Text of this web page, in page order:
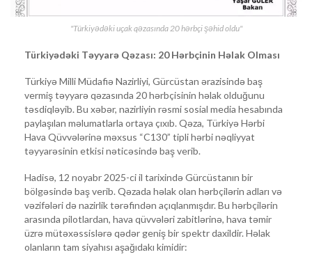
"Türkiyədəki uçak qəzasında 20 hərbçi şəhid oldu"
Türkiyədəki Təyyarə Qəzası: 20 Hərbçinin Həlak Olması
Türkiyə Milli Müdafiə Nazirliyi, Gürcüstan ərazisində baş
vermiş təyyarə qəzasında 20 hərbçisinin həlak olduğunu
təsdiqləyib. Bu xəbər, nazirliyin rəsmi sosial media hesabında
paylaşılan məlumatlarla ortaya çıxıb. Qəza, Türkiyə Hərbi
Hava Qüvvələrinə məxsus “C130” tipli hərbi nəqliyyat
təyyarəsinin etkisi nəticəsində baş verib.
Hadisə, 12 noyabr 2025-ci il tarixində Gürcüstanın bir
bölgəsində baş verib. Qəzada həlak olan hərbçilərin adları və
vəzifələri də nazirlik tərəfindən açıqlanmışdır. Bu hərbçilərin
arasında pilotlardan, hava qüvvələri zabitlərinə, hava təmir
üzrə mütəxəssislərə qədər geniş bir spektr daxildir. Həlak
olanların tam siyahısı aşağıdakı kimidir: